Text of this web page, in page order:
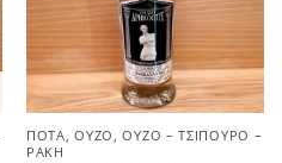
ΠΟΤΆ,ΟΎΖΟ ,ΟΎΖΟ – ΤΣΊΠΟΥΡΟ –
ΡΑΚΉ